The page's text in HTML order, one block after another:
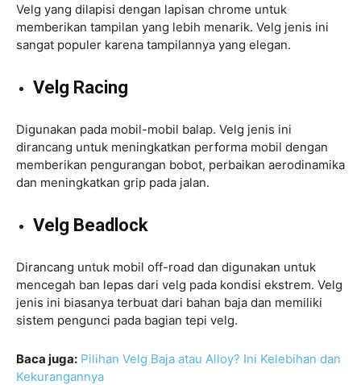
Velg yang dilapisi dengan lapisan chrome untuk
memberikan tampilan yang lebih menarik. Velg jenis ini
sangat populer karena tampilannya yang elegan.
Velg Racing
Digunakan pada mobil-mobil balap. Velg jenis ini
dirancang untuk meningkatkan performa mobil dengan
memberikan pengurangan bobot, perbaikan aerodinamika
dan meningkatkan grip pada jalan.
Velg Beadlock
Dirancang untuk mobil off-road dan digunakan untuk
mencegah ban lepas dari velg pada kondisi ekstrem. Velg
jenis ini biasanya terbuat dari bahan baja dan memiliki
sistem pengunci pada bagian tepi velg.
Baca juga: Pilihan Velg Baja atau Alloy? Ini Kelebihan dan
Kekurangannya